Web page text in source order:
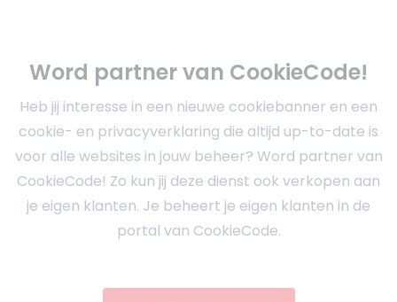
Word partner van CookieCode!
Heb jij interesse in een nieuwe cookiebanner en een
cookie- en privacyverklaring die altijd up-to-date is
voor alle websites in jouw beheer? Word partner van
CookieCode! Zo kun jij deze dienst ook verkopen aan
je eigen klanten. Je beheert je eigen klanten in de
portal van CookieCode.